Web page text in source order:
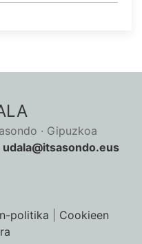
· Gipuzkoa
udala@itsasondo.eus
politika
Cookieen